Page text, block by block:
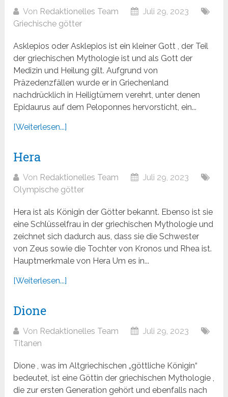
Von Redaktionelles Team
Juli 29, 2023
Griechische götter
Asklepios oder Asklepios ist ein kleiner Gott , der Teil
der griechischen Mythologie ist und als Gott der
Medizin und Heilung gilt. Aufgrund von
Präzedenzfällen wurde er in Griechenland
nachdrücklich in Heiligtümern verehrt, unter denen
Epidaurus auf dem Peloponnes hervorsticht, ein...
[Weiterlesen...]
Hera
Von Redaktionelles Team
Juli 29, 2023
Olympische götter
Hera ist als Königin der Götter bekannt. Ebenso ist sie
eine Schlüsselfrau in der griechischen Mythologie und
zeichnet sich dadurch aus, dass sie die Schwester
von Zeus sowie die Tochter von Kronos und Rhea ist.
Hauptmerkmale von Hera Um es in...
[Weiterlesen...]
Dione
Von Redaktionelles Team
Juli 29, 2023
Titanen
Dione , was im Altgriechischen „göttliche Königin“
bedeutet, ist eine Göttin der griechischen Mythologie ,
die zur ersten Generation gehört und ebenfalls nach